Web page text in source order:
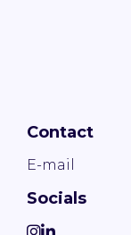
Contact
E-mail
Socials